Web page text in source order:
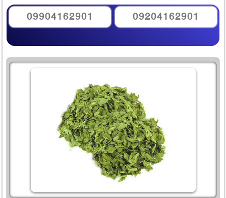
09204162901
09904162901